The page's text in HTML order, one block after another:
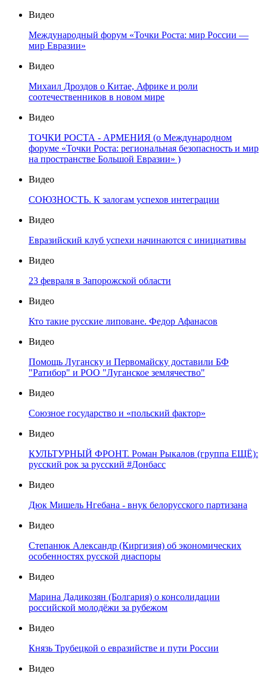
Видео
Международный форум «Точки Роста: мир России —
мир Евразии»
Видео
Михаил Дроздов о Китае, Африке и роли
соотечественников в новом мире
Видео
ТОЧКИ РОСТА - АРМЕНИЯ (о Международном
форуме «Точки Роста: региональная безопасность и мир
на пространстве Большой Евразии» )
Видео
СОЮЗНОСТЬ. К залогам успехов интеграции
Видео
Евразийский клуб успехи начинаются с инициативы
Видео
23 февраля в Запорожской области
Видео
Кто такие русские липоване. Федор Афанасов
Видео
Помощь Луганску и Первомайску доставили БФ
"Ратибор" и РОО "Луганское землячество"
Видео
Союзное государство и «польский фактор»
Видео
КУЛЬТУРНЫЙ ФРОНТ. Роман Рыкалов (группа ЕЩЁ):
русский рок за русский #Донбасс
Видео
Дюк Мишель Нгебана - внук белорусского партизана
Видео
Степанюк Александр (Киргизия) об экономических
особенностях русской диаспоры
Видео
Марина Дадикозян (Болгария) о консолидации
российской молодёжи за рубежом
Видео
Князь Трубецкой о евразийстве и пути России
Видео